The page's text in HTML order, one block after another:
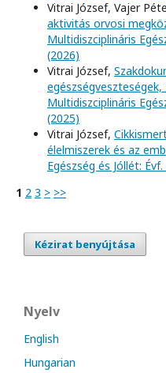
Vitrai József, Vajer
aktivitás orvosi
Multidiszciplináris
(2026)
Vitrai József,
Multidiszciplináris
(2025)
Vitrai József,
élelmiszerek és az
Egészség és Jóllét:
1 2 3 > >>
Kézirat benyújtása
Nyelv
English
Hungarian